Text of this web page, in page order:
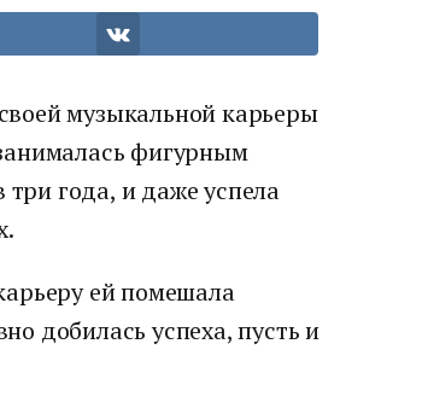
музыкальной карьеры
фигурным
года, и даже успела
ей помешала
добилась успеха, пусть и